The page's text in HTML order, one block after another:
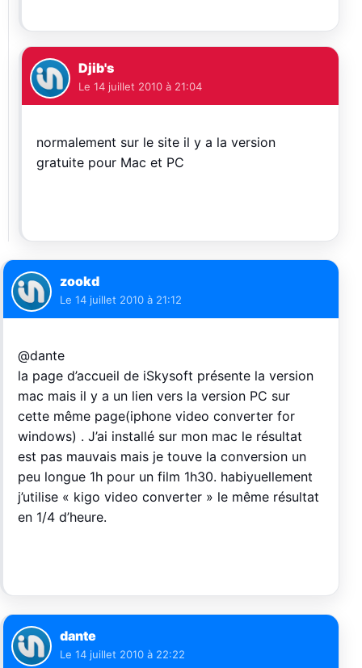
Djib's
Le 14 juillet 2010 à 21:04
normalement sur le site il y a la version
gratuite pour Mac et PC
zookd
Le 14 juillet 2010 à 21:12
@dante
la page d’accueil de iSkysoft présente la version
mac mais il y a un lien vers la version PC sur
cette même page(iphone video converter for
windows) . J’ai installé sur mon mac le résultat
est pas mauvais mais je touve la conversion un
peu longue 1h pour un film 1h30. habiyuellement
j’utilise « kigo video converter » le même résultat
en 1/4 d’heure.
dante
Le 14 juillet 2010 à 22:22